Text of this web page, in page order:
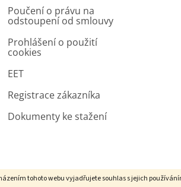
tohoto webu vyjadřujete souhlas s jejich
Poučení o právu na
odstoupení od smlouvy
Prohlášení o použití
cookies
EET
Registrace zákazníka
Dokumenty ke stažení